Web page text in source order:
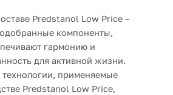
Predstanol Low Price –
компоненты,
гармонию и
для активной жизни.
применяемые
Predstanol Low Price,